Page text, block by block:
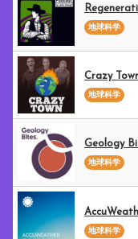
地球科学
Crazy
地球科学
Geology
地球科学
地球科学